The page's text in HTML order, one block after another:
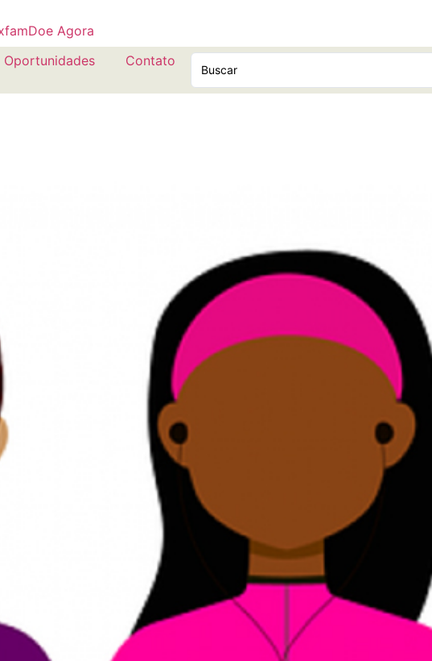
Doe Agora
Oportunidades Contato